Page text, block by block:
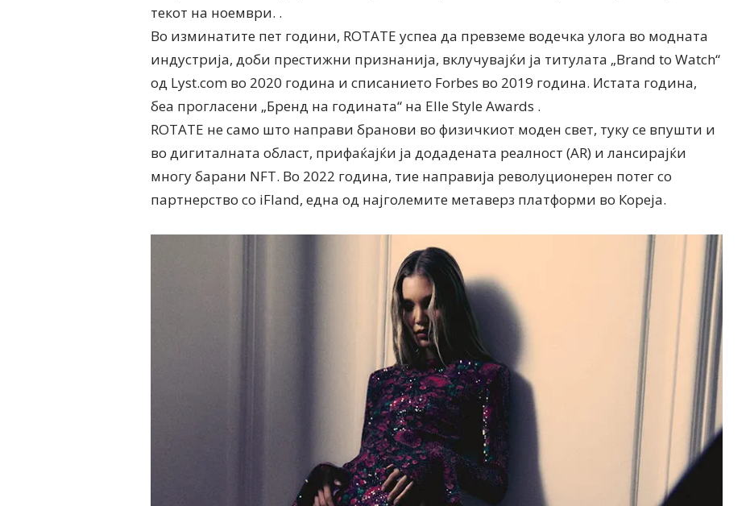
текот на ноември. .
Во изминатите пет години, ROTATE успеа да превземе водечка улога во модната
индустрија, доби престижни признанија, вклучувајќи ја титулата „Brand to Watch“
од Lyst.com во 2020 година и списанието Forbes во 2019 година. Истата година,
беа прогласени „Бренд на годината“ на Elle Style Awards .
ROTATE не само што направи бранови во физичкиот моден свет, туку се впушти и
во дигиталната област, прифаќајќи ја додадената реалност (AR) и лансирајќи
многу барани NFT. Во 2022 година, тие направија револуционерен потег со
партнерство со iFland, една од најголемите метаверз платформи во Кореја.